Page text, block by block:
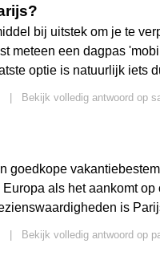
bij uitstek om je te
meteen een dagpas
optie is natuurlijk iets
Bekijk volledig antwoord op
goedkope
als het aankomt
is
Bekijk volledig antwoord op